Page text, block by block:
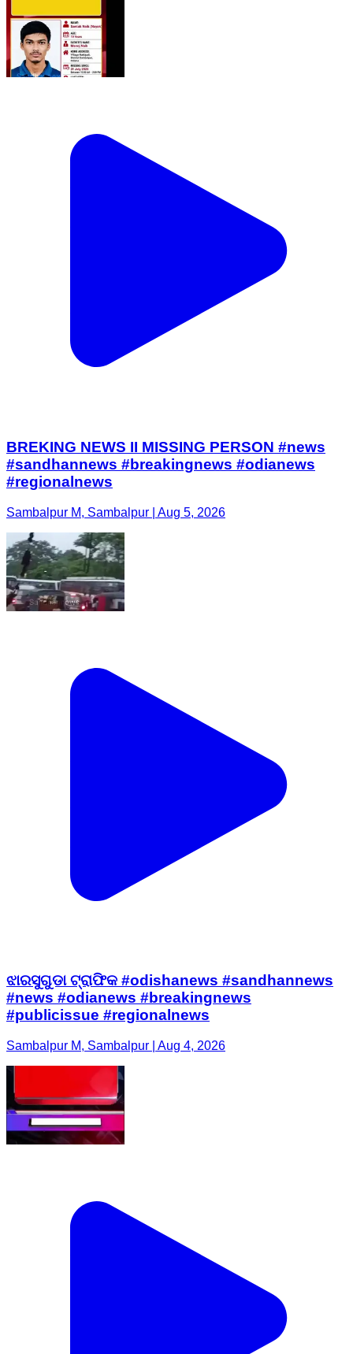
BREKING NEWS II MISSING PERSON #news
#sandhannews #breakingnews #odianews
#regionalnews
Sambalpur M, Sambalpur | Aug 5, 2026
ଝାରସୁଗୁଡା ଟ୍ରାଫିକ #odishanews #sandhannews
#news #odianews #breakingnews
#publicissue #regionalnews
Sambalpur M, Sambalpur | Aug 4, 2026